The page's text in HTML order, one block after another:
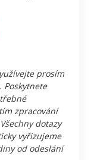
prosím
Poskytnete
zpracování
dotazy
vyřizujeme
od odeslání